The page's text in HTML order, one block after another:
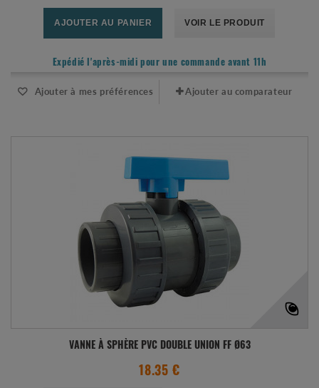
AJOUTER AU PANIER VOIR LE PRODUIT
Expédié l'après-midi pour une commande avant 11h
Ajouter à mes préférences Ajouter au comparateur
VANNE À SPHÈRE PVC DOUBLE UNION FF Ø63
18.35 €